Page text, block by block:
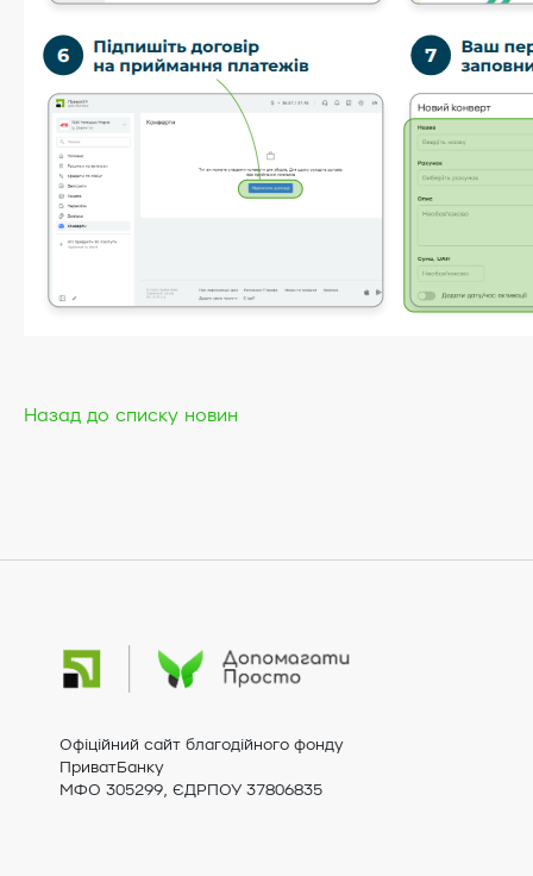
Назад до списку новин
Офіційний сайт благодійного фонду
ПриватБанку
МФО 305299, ЄДРПОУ 37806835